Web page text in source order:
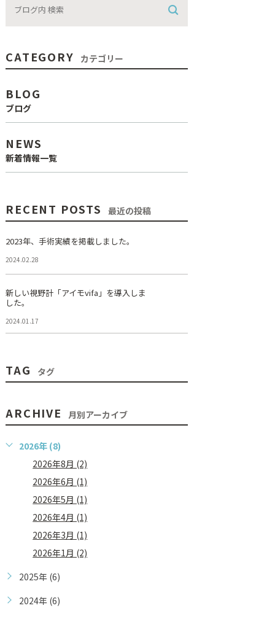
CATEGORY カテゴリー
BLOG
ブログ
NEWS
新着情報一覧
RECENT POSTS 最近の投稿
2023年、手術実績を掲載しました。
2024.02.28
新しい視野計「アイモvifa」を導入しま
した。
2024.01.17
TAG タグ
ARCHIVE 月別アーカイブ
2026年 (8)
2026年8月 (2)
2026年6月 (1)
2026年5月 (1)
2026年4月 (1)
2026年3月 (1)
2026年1月 (2)
2025年 (6)
2024年 (6)